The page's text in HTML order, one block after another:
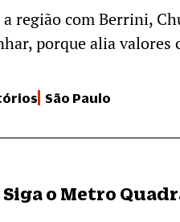
a região com Berrini,
porque alia valores
São Paulo
Siga o Metro